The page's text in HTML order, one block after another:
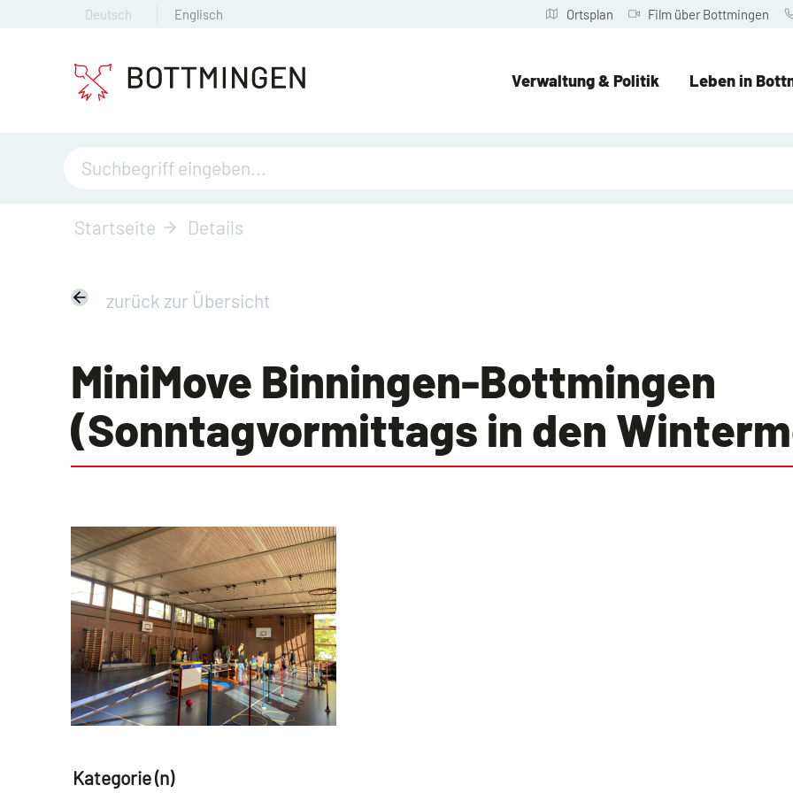
Deutsch Englisch Ortsplan Film über Bottmingen
Verwaltung & Politik Leben in
Startseite Details
zurück zur Übersicht
MiniMove Binningen-Bottmingen
(Sonntagvormittags in den
Kategorie (n)